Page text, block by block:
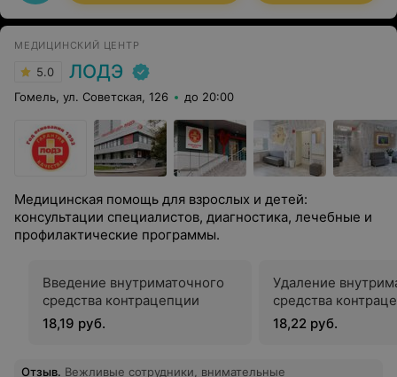
МЕДИЦИНСКИЙ ЦЕНТР
5.0 ЛОДЭ
Гомель, ул. Советская, 126 до 20:00
Медицинская помощь для взрослых и детей:
консультации специалистов, диагностика, лечебные и
профилактические программы.
Введение внутриматочного
средства контрацепции
18,19 руб.
Удаление
средства
18,22 руб.
Отзыв. Вежливые сотрудники, внимательные